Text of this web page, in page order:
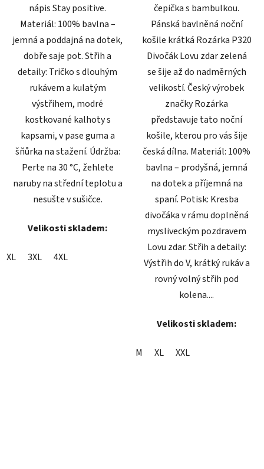
nápis Stay positive.
Materiál: 100% bavlna –
jemná a poddajná na dotek,
dobře saje pot. Střih a
detaily: Tričko s dlouhým
rukávem a kulatým
výstřihem, modré
kostkované kalhoty s
kapsami, v pase guma a
šňůrka na stažení. Údržba:
Perte na 30 °C, žehlete
naruby na střední teplotu a
nesušte v sušičce.
Velikosti skladem:
XL 3XL 4XL
čepička s bambulkou.
Pánská bavlněná noční
košile krátká Rozárka P320
Divočák Lovu zdar zelená
se šije až do nadměrných
velikostí. Český výrobek
značky Rozárka
představuje tato noční
košile, kterou pro vás šije
česká dílna. Materiál: 100%
bavlna – prodyšná, jemná
na dotek a příjemná na
spaní. Potisk: Kresba
divočáka v rámu doplněná
mysliveckým pozdravem
Lovu zdar. Střih a detaily:
Výstřih do V, krátký rukáv a
rovný volný střih pod
kolena....
Velikosti skladem:
M XL XXL